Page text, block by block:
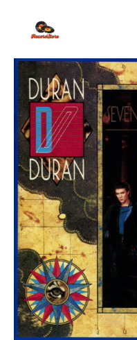
contenido
Duran
Duran
デ
ュ
ラ
ン・
デ
ュ
ラ
ン
–
Seven
And
The
Ragged
Tiger